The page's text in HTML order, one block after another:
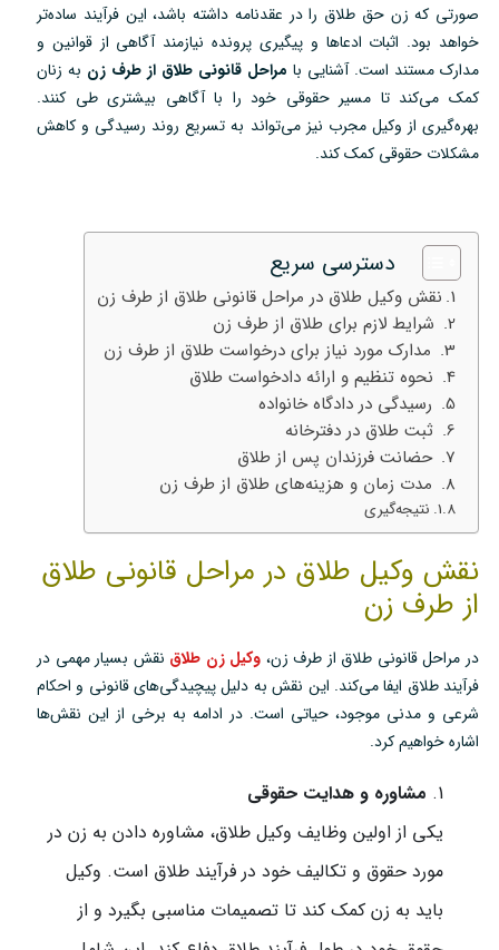
صورتی که زن حق طلاق را در عقدنامه داشته باشد، این فرآیند ساده‌تر
خواهد بود. اثبات ادعاها و پیگیری پرونده نیازمند آگاهی از قوانین و
مدارک مستند است. آشنایی با مراحل قانونی طلاق از طرف زن به زنان
کمک می‌کند تا مسیر حقوقی خود را با آگاهی بیشتری طی کنند.
بهره‌گیری از وکیل مجرب نیز می‌تواند به تسریع روند رسیدگی و کاهش
مشکلات حقوقی کمک کند.
دسترسی سریع
نقش وکیل طلاق در مراحل قانونی طلاق از طرف زن
شرایط لازم برای طلاق از طرف زن
مدارک مورد نیاز برای درخواست طلاق از طرف زن
نحوه تنظیم و ارائه دادخواست طلاق
رسیدگی در دادگاه خانواده
ثبت طلاق در دفترخانه
حضانت فرزندان پس از طلاق
مدت زمان و هزینه‌های طلاق از طرف زن
نتیجه‌گیری
نقش وکیل طلاق در مراحل قانونی طلاق
از طرف زن
در مراحل قانونی طلاق از طرف زن، وکیل زن طلاق نقش بسیار مهمی در
فرآیند طلاق ایفا می‌کند. این نقش به دلیل پیچیدگی‌های قانونی و احکام
شرعی و مدنی موجود، حیاتی است. در ادامه به برخی از این نقش‌ها
اشاره خواهیم کرد.
مشاوره و هدایت حقوقی
یکی از اولین وظایف وکیل طلاق، مشاوره دادن به زن در
مورد حقوق و تکالیف خود در فرآیند طلاق است. وکیل
باید به زن کمک کند تا تصمیمات مناسبی بگیرد و از